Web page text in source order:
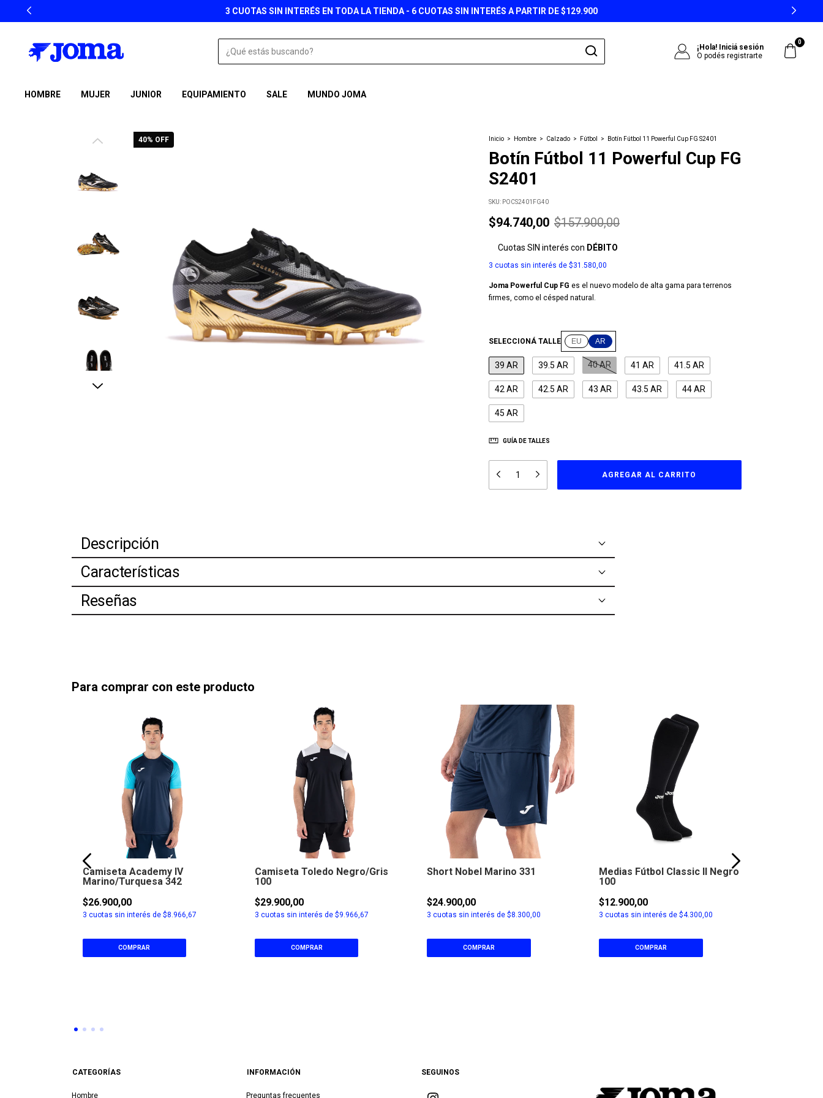
3 CUOTAS SIN INTERÉS EN TODA LA TIENDA - 6 CUOTAS SIN INTERÉS A PARTIR DE $129.900
¡Hola! Iniciá sesión
O podés registrarte
0
HOMBRE MUJER JUNIOR EQUIPAMIENTO SALE MUNDO JOMA
40% OFF Inicio > Hombre > Calzado > Fútbol > Botín Fútbol 11 Powerful Cup FG S2401
Botín Fútbol 11 Powerful Cup FG
S2401
SKU: POCS2401FG40
$94.740,00 $157.900,00
Cuotas SIN interés con DÉBITO
3 cuotas sin interés de $31.580,00
Joma Powerful Cup FG es el nuevo modelo de alta gama para terrenos
firmes, como el césped natural.
SELECCIONÁ TALLE EU AR
39 AR 39.5 AR 40 AR 41 AR 41.5 AR
42 AR 42.5 AR 43 AR 43.5 AR 44 AR
45 AR
GUÍA DE TALLES
Descripción
Características
Reseñas
Para comprar con este producto
Camiseta Academy IV
Marino/Turquesa 342
$26.900,00
3 cuotas sin interés de $8.966,67
COMPRAR
Camiseta Toledo Negro/Gris
100
$29.900,00
3 cuotas sin interés de $9.966,67
COMPRAR
Short Nobel Marino 331
$24.900,00
3 cuotas sin interés de $8.300,00
COMPRAR
Medias Fútbol Classic II Negro
100
$12.900,00
3 cuotas sin interés de$4.300,00
COMPRAR
CATEGORÍAS
Hombre
INFORMACIÓN
Preguntas frecuentes
SEGUINOS